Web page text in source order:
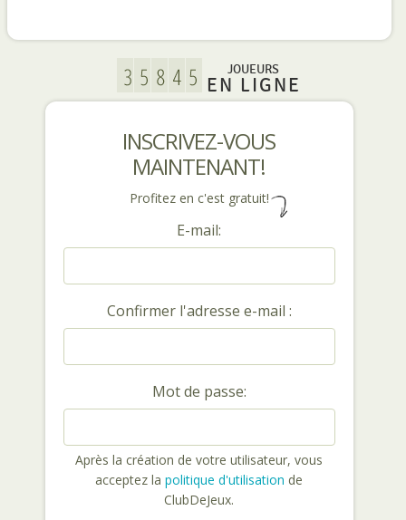
JOUEURS
EN LIGNE
INSCRIVEZ-VOUS
MAINTENANT!
Profitez en c'est gratuit!
E-mail:
Confirmer l'adresse e-mail :
Mot de passe:
Après la création de votre utilisateur, vous
acceptez la politique d'utilisation de
ClubDeJeux.